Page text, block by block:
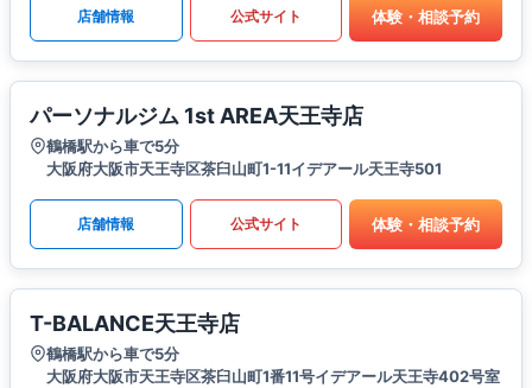
店舗情報 公式サイト 体験・相談予約
パーソナルジム 1st AREA天王寺店
鶴橋駅から車で5分
大阪府大阪市天王寺区茶臼山町1-11イデアール天王寺501
店舗情報 公式サイト 体験・相談予約
T-BALANCE天王寺店
鶴橋駅から車で5分
大阪府大阪市天王寺区茶臼山町1番11号イデアール天王寺402号室